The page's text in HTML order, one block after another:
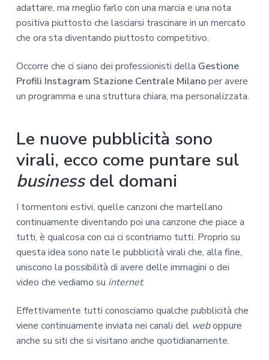
adattare, ma meglio farlo con una marcia e una nota
positiva piuttosto che lasciarsi trascinare in un mercato
che ora sta diventando piuttosto competitivo.
Occorre che ci siano dei professionisti della Gestione
Profili Instagram Stazione Centrale Milanoper avere
un programma e una struttura chiara, ma personalizzata.
Le nuove pubblicità sono
virali, ecco come puntare sul
businessdel domani
I tormentoni estivi, quelle canzoni che martellano
continuamente diventando poi una canzone che piace a
tutti, è qualcosa con cui ci scontriamo tutti. Proprio su
questa idea sono nate le pubblicità virali che, alla fine,
uniscono la possibilità di avere delle immagini o dei
video che vediamo su internet.
Effettivamente tutti conosciamo qualche pubblicità che
viene continuamente inviata nei canali del weboppure
anche su siti che si visitano anche quotidianamente.